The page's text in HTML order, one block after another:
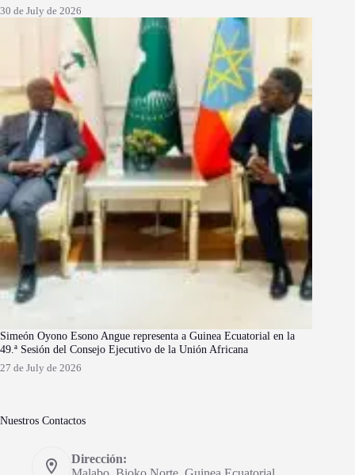
30 de July de 2026
Simeón Oyono Esono Angue representa a Guinea Ecuatorial en la
49.ª Sesión del Consejo Ejecutivo de la Unión Africana
27 de July de 2026
Nuestros Contactos
Dirección: